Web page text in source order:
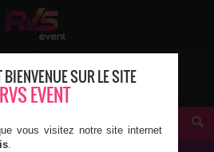
0 article(s)
BIENVENUE SUR LE SITE
RVS EVENT
vous visitez notre site internet
.